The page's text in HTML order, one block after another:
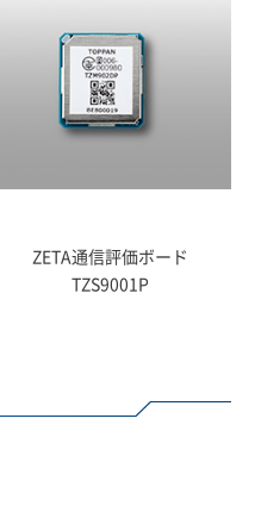
ZETA通信評価ボード
TZS9001P